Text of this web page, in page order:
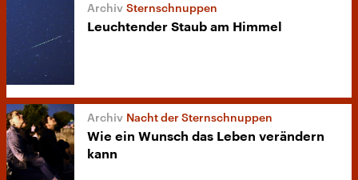
Sternschnuppen
Leuchtender Staub am Himmel
Nacht der Sternschnuppen
Wie ein Wunsch das Leben verändern
kann